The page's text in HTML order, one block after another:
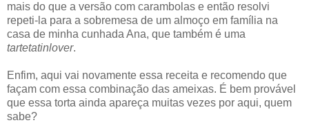
mais do que a versão com carambolas e então resolvi
repeti-la para a sobremesa de um almoço em família na
casa de minha cunhada Ana, que também é uma
tartetatinlover.
Enfim, aqui vai novamente essa receita e recomendo que
façam com essa combinação das ameixas. É bem provável
que essa torta ainda apareça muitas vezes por aqui, quem
sabe?